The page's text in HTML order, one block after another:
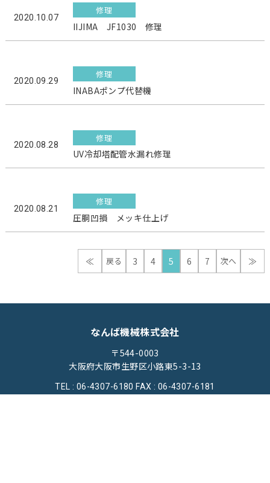
2020.10.07
修理
IIJIMA JF1030 修理
2020.09.29
修理
INABAポンプ代替機
2020.08.28
修理
UV冷却塔配管水漏れ修理
2020.08.21
修理
圧胴凹損 メッキ仕上げ
≪ 戻る 3 4 5 6 7 次へ ≫
なんば機械株式会社
〒544-0003
大阪府大阪市生野区小路東5-3-13
TEL : 06-4307-6180 FAX : 06-4307-6181